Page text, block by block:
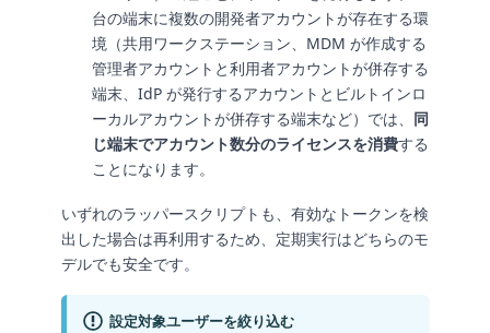
台の端末に複数の開発者アカウントが存在する環
境（共用ワークステーション、MDM が作成する
管理者アカウントと利用者アカウントが併存する
端末、IdP が発行するアカウントとビルトインロ
ーカルアカウントが併存する端末など）では、 同
じ端末でアカウント数分のライセンスを消費する
ことになります。
いずれのラッパースクリプトも、有効なトークンを検
出した場合は再利用するため、定期実行はどちらのモ
デルでも安全です。
設定対象ユーザーを絞り込む